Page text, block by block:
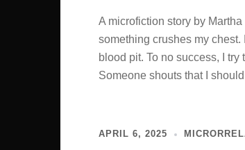
A microfiction story by
something crushes my chest.
blood pit. To no success, I
Someone shouts that I
APRIL 6, 2025